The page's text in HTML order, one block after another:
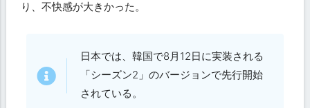
り、不快感が大きかった。
日本では、韓国で8月12日に実装される
「シーズン2」のバージョンで先行開始
されている。